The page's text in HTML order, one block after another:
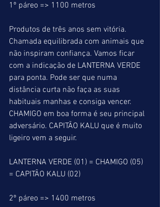
1º páreo => 1100 metros
Produtos de três anos sem vitória.
Chamada equilibrada com animais que
não inspiram confiança. Vamos ficar
com a indicação de LANTERNA VERDE
para ponta. Pode ser que numa
distância curta não faça as suas
habituais manhas e consiga vencer.
CHAMIGO em boa forma é seu principal
adversário. CAPITÃO KALU que é muito
ligeiro vem a seguir.
LANTERNA VERDE (01) = CHAMIGO (05)
= CAPITÃO KALU (02)
2º páreo => 1400 metros